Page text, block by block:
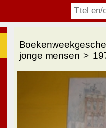
jonge mensen